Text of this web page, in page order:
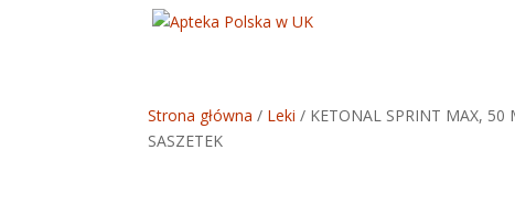
Strona główna / Leki / KETONAL SPRINT MAX, 50
SASZETEK